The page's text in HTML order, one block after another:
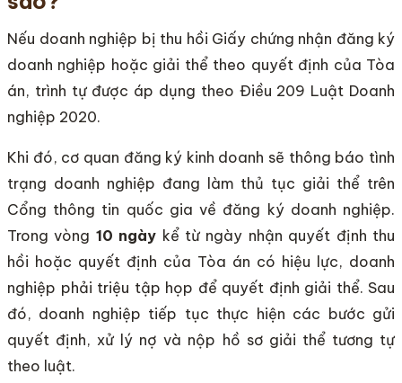
Nếu doanh nghiệp bị thu hồi Giấy chứng nhận đăng ký
doanh nghiệp hoặc giải thể theo quyết định của Tòa
án, trình tự được áp dụng theo Điều 209 Luật Doanh
nghiệp 2020.
Khi đó, cơ quan đăng ký kinh doanh sẽ thông báo tình
trạng doanh nghiệp đang làm thủ tục giải thể trên
Cổng thông tin quốc gia về đăng ký doanh nghiệp.
Trong vòng 10 ngày kể từ ngày nhận quyết định thu
hồi hoặc quyết định của Tòa án có hiệu lực, doanh
nghiệp phải triệu tập họp để quyết định giải thể. Sau
đó, doanh nghiệp tiếp tục thực hiện các bước gửi
quyết định, xử lý nợ và nộp hồ sơ giải thể tương tự
theo luật.